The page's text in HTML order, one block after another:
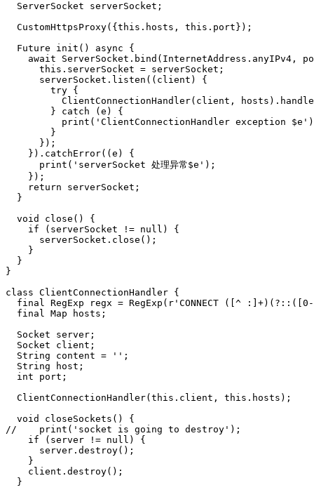
  ServerSocket serverSocket;
  CustomHttpsProxy({this.hosts, this.port});
  Future init() async {
await ServerSocket.bind(InternetAddress.anyIPv4,
      this.serverSocket = serverSocket;
      serverSocket.listen((client) {
        try {
ClientConnectionHandler(client,
        } catch (e) {
print('ClientConnectionHandler exception
        }
      });
    }).catchError((e) {
      print('serverSocket 处理异常$e');
    });
    return serverSocket;
  }
  void close() {
    if (serverSocket != null) {
      serverSocket.close();
    }
  }
}
class ClientConnectionHandler {
final RegExp regx = RegExp(r'CONNECT ([^
  final Map hosts;
  Socket server;
  Socket client;
  String content = '';
  String host;
  int port;
  ClientConnectionHandler(this.client, this.hosts);
  void closeSockets() {
//    print('socket is going to destroy');
    if (server != null) {
      server.destroy();
    }
    client.destroy();
  }